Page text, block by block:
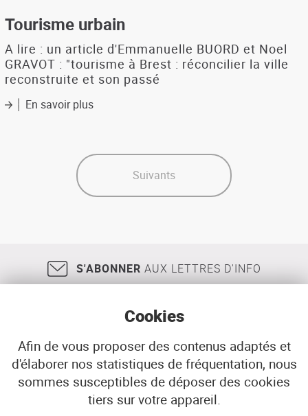
leur
conception
et
réalisation
urbain
Tourisme urbain
A lire : un article d'Emmanuelle BUORD et Noel
GRAVOT : "tourisme à Brest : réconcilier la ville
reconstruite et son passé
En savoir plussur
Suivants
S'ABONNER AUX LETTRES D'INFO
18, rue Jean Jaurès 29200 BREST
02 98 33 51 71
CONTACT
Cookies
Afin de vous proposer des contenus adaptés et
d'élaborer nos statistiques de fréquentation, nous
sommes susceptibles de déposer des cookies
tiers sur votre appareil.